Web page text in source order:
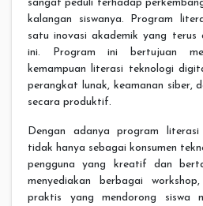
sangat peduli terhadap
kalangan siswanya. Program
satu inovasi akademik yang terus
ini. Program ini bertujuan
kemampuan literasi teknologi
perangkat lunak, keamanan siber,
secara produktif.
Dengan adanya program
tidak hanya sebagai konsumen
pengguna yang kreatif dan
menyediakan berbagai
praktis yang mendorong siswa